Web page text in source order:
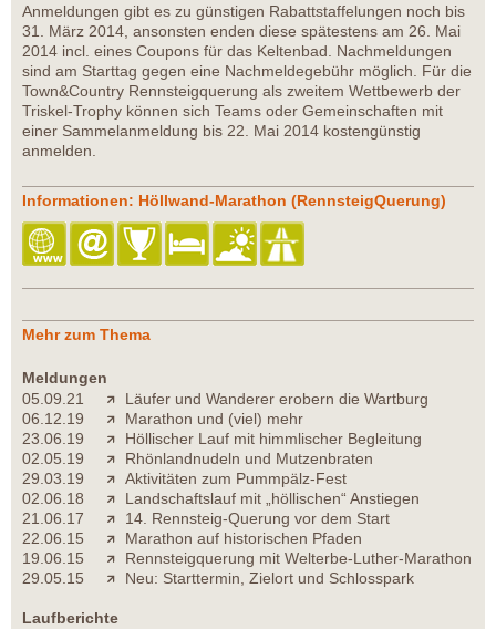
Anmeldungen gibt es zu günstigen Rabattstaffelungen noch bis
31. März 2014, ansonsten enden diese spätestens am 26. Mai
2014 incl. eines Coupons für das Keltenbad. Nachmeldungen
sind am Starttag gegen eine Nachmeldegebühr möglich. Für die
Town&Country Rennsteigquerung als zweitem Wettbewerb der
Triskel-Trophy können sich Teams oder Gemeinschaften mit
einer Sammelanmeldung bis 22. Mai 2014 kostengünstig
anmelden.
Informationen: Höllwand-Marathon (RennsteigQuerung)
Mehr zum Thema
Meldungen
05.09.21
Läufer und Wanderer erobern die Wartburg
06.12.19
Marathon und (viel) mehr
23.06.19
Höllischer Lauf mit himmlischer Begleitung
02.05.19
Rhönlandnudeln und Mutzenbraten
29.03.19
Aktivitäten zum Pummpälz-Fest
02.06.18
Landschaftslauf mit „höllischen“ Anstiegen
21.06.17
14. Rennsteig-Querung vor dem Start
22.06.15
Marathon auf historischen Pfaden
19.06.15
Rennsteigquerung mit Welterbe-Luther-Marathon
29.05.15
Neu: Starttermin, Zielort und Schlosspark
Laufberichte